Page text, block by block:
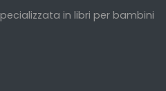
in libri per bambini